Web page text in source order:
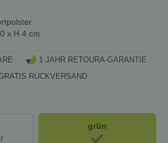
x H 4 cm
1 JAHR RETOURA-GARANTIE
RÜCKVERSAND
grün